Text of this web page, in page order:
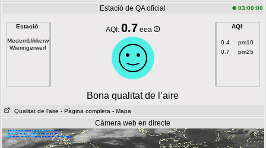
Estació de QA oficial 03:00:00
Estació:
Medemblikkerweg
Wieringerwerf
AQI:0.7 eea AQI:
0.4
pm10
0.7
pm25
Bona qualitat de l’aire
Qualitat de l'aire - Pàgina completa - Mapa
Càmera web en directe